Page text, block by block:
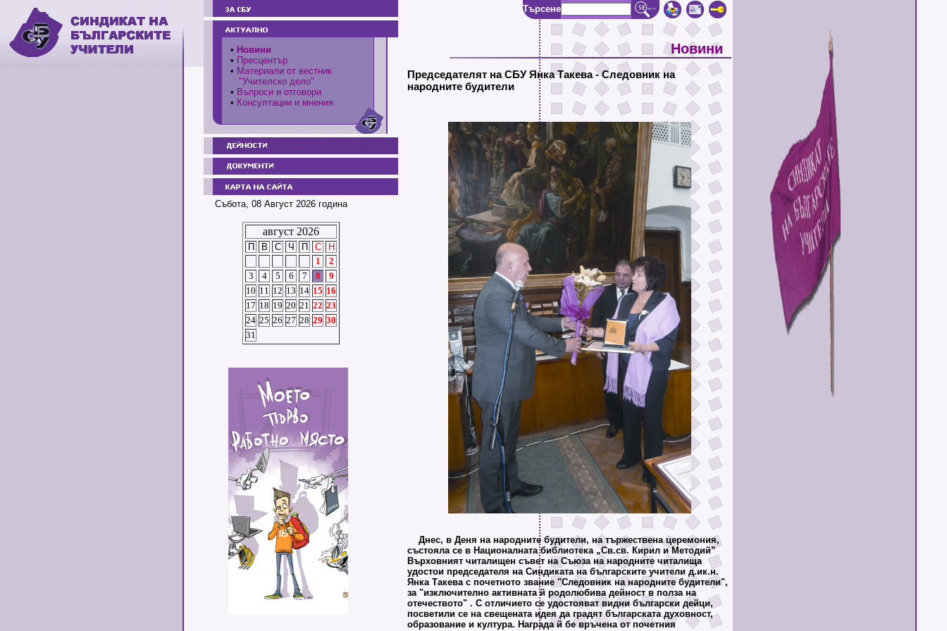
• Новини
• Пресцентър
• Материали от вестник
"Учителско дело"
• Въпроси и отговори
• Консултации и мнения
Събота, 08 Август 2026 година
август 2026
П В С Ч П С
Н
1
2
3
4 5 6 7 8
9
10 11 12 13 14 15 16
17 18 19 20 21 22 23
24 25 26 27 28 29 30
31
Търсене
Новини
Председателят на СБУ Янка Такева - Следовник на
народните будители
Днес, в Деня на народните будители, на тържествена церемония,
състояла се в Националната библиотека „Св.св. Кирил и Методий”
Върховният читалищен съвет на Съюза на народните читалища
удостои председателя на Синдиката на българските учители д.ик.н.
Янка Такева с почетното звание "Следовник на народните будители",
за "изключително активната й родолюбива дейност в полза на
отечеството" . С отличието се удостояват видни български дейци,
посветили се на свещената идея да градят българската духовност,
образование и култура. Награда й бе връчена от почетния